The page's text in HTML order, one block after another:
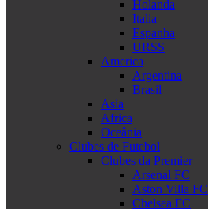
Holanda
Italia
Espanha
URSS
America
Argentina
Brasil
Asia
Africa
Oceânia
Clubes de Futebol
Clubes da Premier
Arsenal FC
Aston Villa FC
Chelsea FC